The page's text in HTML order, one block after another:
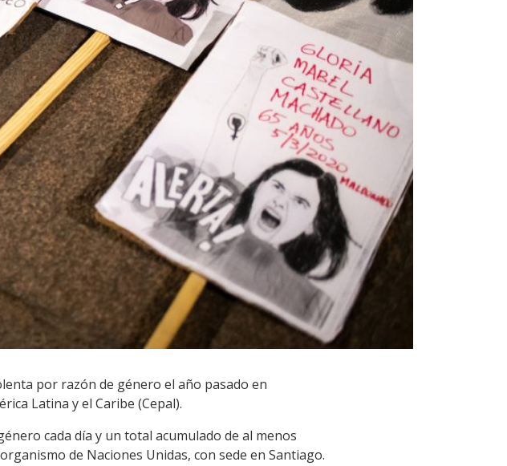
por razón de género el año pasado en
Latina y el Caribe (Cepal).
cada día y un total acumulado de al menos
de Naciones Unidas, con sede en Santiago.